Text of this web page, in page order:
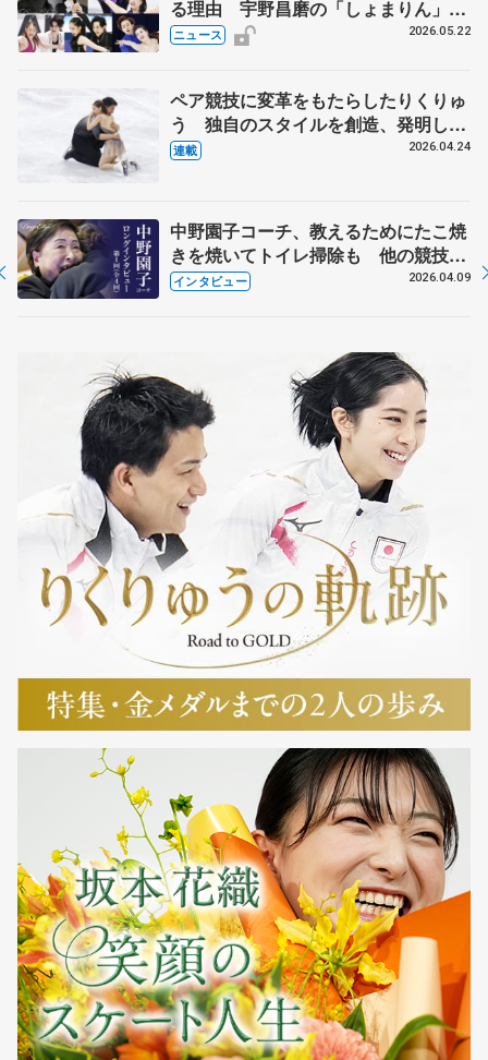
る理由 宇野昌磨の「しょまりん」ら
実力者が相次いで参戦 国内の競争激
ニュース 2026.05.22
ペア競技に変革をもたらしたりくりゅ
う 独自のスタイルを創造、発明した
【引退発表後②】
連載 2026.04.24
中野園子コーチ、教えるためにたこ焼
きを焼いてトイレ掃除も 他の競技に
も通用するという坂本花織の筋肉
インタビュー 2026.04.09